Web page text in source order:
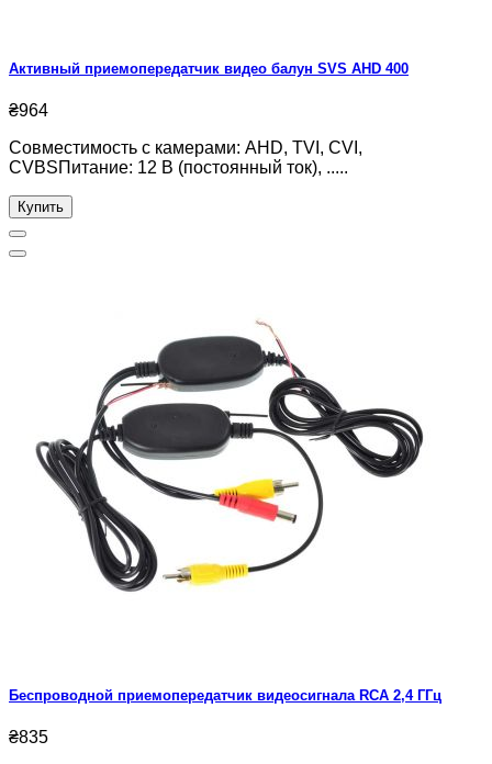
Активный приемопередатчик видео балун SVS AHD 400
₴964
Совместимость с камерами: AHD, TVI, CVI,
CVBSПитание: 12 В (постоянный ток), .....
Купить
Беспроводной приемопередатчик видеосигнала RCA 2,4 ГГц
₴835